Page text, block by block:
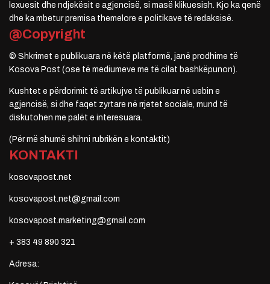
lexuesit dhe ndjekësit e agjencisë, si masë klikuesish. Kjo ka qenë
dhe ka mbetur premisa themelore e politikave të redaksisë.
@Copyright
© Shkrimet e publikuara në këtë platformë, janë prodhime të
Kosova Post (ose të mediumeve me të cilat bashkëpunon).
Kushtet e përdorimit të artikujve të publikuar në uebin e
agjencisë, si dhe faqet zyrtare në rrjetet sociale, mund të
diskutohen me palët e interesuara.
(Për më shumë shihni rubrikën e kontaktit)
KONTAKTI
kosovapost.net
kosovapost.net@gmail.com
kosovapost.marketing@gmail.com
+ 383 49 890 321
Adresa: